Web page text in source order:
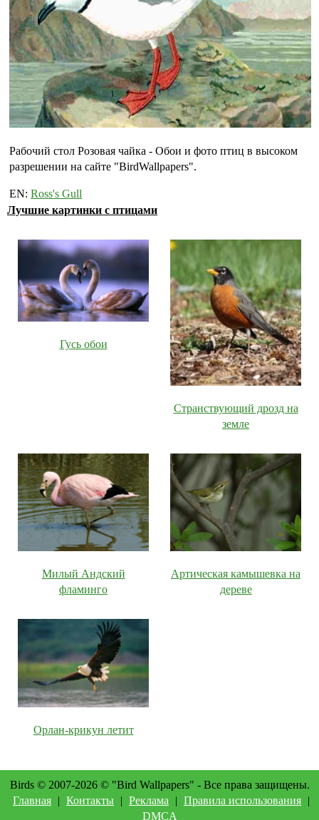
Рабочий стол Розовая чайка - Обои и фото птиц в высоком
разрешении на сайте "BirdWallpapers".
EN: Ross's Gull
Лучшие картинки с птицами
Гусь обои
Странствующий дрозд на
земле
Милый Андский
фламинго
Артическая камышевка на
дереве
Орлан-крикун летит
Birds © 2007-2026 © "Bird Wallpapers" - Все права защищены.
Главная | Контакты | Реклама | Правила использования |
DMCA